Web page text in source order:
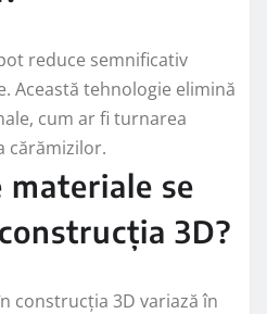
reduce semnificativ
Această tehnologie elimină
cum ar fi turnarea
cărămizilor.
materiale se
3D?
construcția 3D variază în